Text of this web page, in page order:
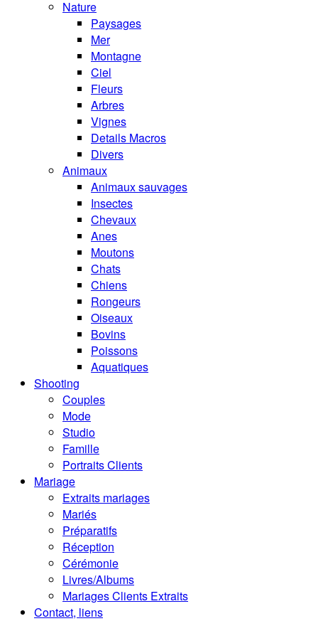
Nature
Paysages
Mer
Montagne
Ciel
Fleurs
Arbres
Vignes
Details Macros
Divers
Animaux
Animaux sauvages
Insectes
Chevaux
Anes
Moutons
Chats
Chiens
Rongeurs
Oiseaux
Bovins
Poissons
Aquatiques
Shooting
Couples
Mode
Studio
Famille
Portraits Clients
Mariage
Extraits mariages
Mariés
Préparatifs
Réception
Cérémonie
Livres/Albums
Mariages Clients Extraits
Contact, liens